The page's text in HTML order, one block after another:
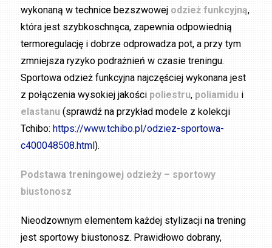
wykonaną w technice bezszwowej odzież funkcyjną,
która jest szybkoschnąca, zapewnia odpowiednią
termoregulację i dobrze odprowadza pot, a przy tym
zmniejsza ryzyko podrażnień w czasie treningu.
Sportowa odzież funkcyjna najczęściej wykonana jest
z połączenia wysokiej jakości poliestru, poliamidu i
elastanu(sprawdź na przykład modele z kolekcji
Tchibo: https://www.tchibo.pl/odziez-sportowa-
c400048508.html).
Podstawa treningowej odzieży – sportowy
biustonosz
Nieodzownym elementem każdej stylizacji na trening
jest sportowy biustonosz. Prawidłowo dobrany,